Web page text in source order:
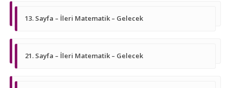
13. Sayfa – İleri Matematik – Gelecek
21. Sayfa – İleri Matematik – Gelecek